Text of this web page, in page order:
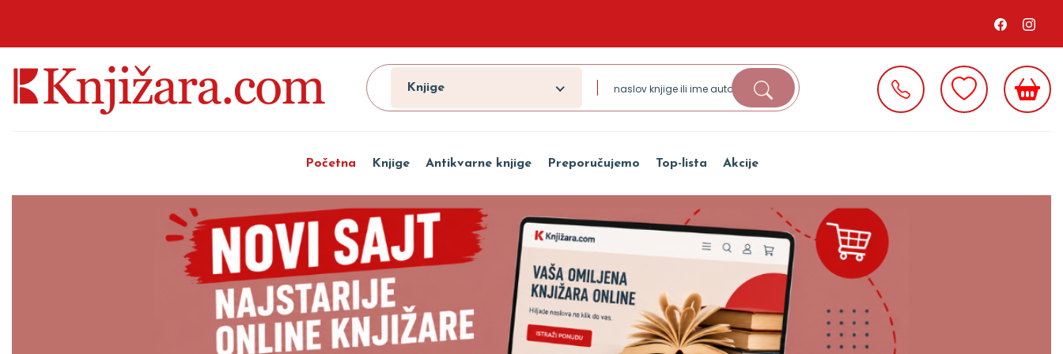
Knjige
Početna Knjige Antikvarne knjige Preporučujemo Top-lista Akcije